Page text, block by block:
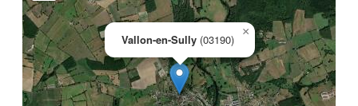
Vallon-en-Sully (03190)
×